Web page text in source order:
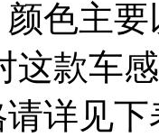
色主
这款车
详见下